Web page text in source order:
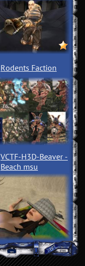
Rodents Faction
VCTF-H3D-Beaver ­
Beach msu